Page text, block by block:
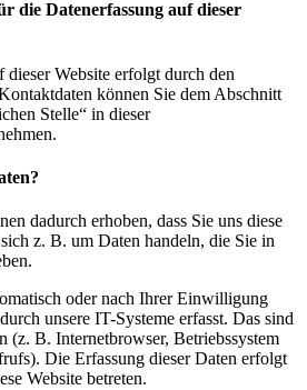
die Datenerfassung auf dieser
Website erfolgt durch den
können Sie dem Abschnitt
Stelle“ in dieser
dadurch erhoben, dass Sie uns diese
z. B. um Daten handeln, die Sie in
oder nach Ihrer Einwilligung
unsere IT-Systeme erfasst. Das sind
(z. B. Internetbrowser, Betriebssystem
Die Erfassung dieser Daten erfolgt
Website betreten.